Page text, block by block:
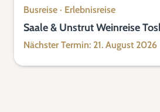
Busreise · Erlebnisreise
Saale & Unstrut Weinreise
Nächster Termin: 21. August 2026